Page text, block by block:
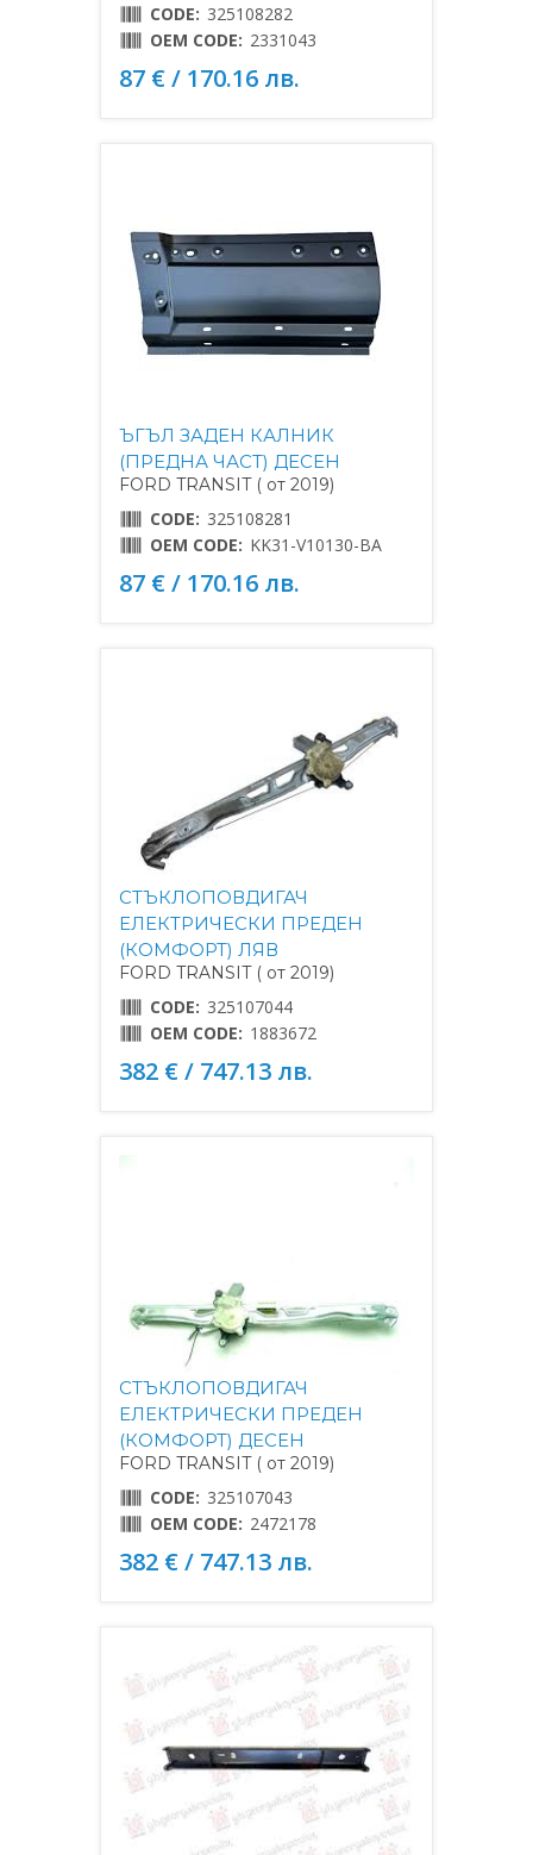
CODE: 325108282
OEM CODE: 2331043
87 € / 170.16 лв.
ЪГЪЛ ЗАДЕН КАЛНИК
(ПРЕДНА ЧАСТ) ДЕСЕН
FORD TRANSIT ( от 2019)
CODE: 325108281
OEM CODE: KK31-V10130-BA
87 € / 170.16 лв.
СТЪКЛОПОВДИГАЧ
ЕЛЕКТРИЧЕСКИ ПРЕДЕН
(КОМФОРТ) ЛЯВ
FORD TRANSIT ( от 2019)
CODE: 325107044
OEM CODE: 1883672
382 € / 747.13 лв.
СТЪКЛОПОВДИГАЧ
ЕЛЕКТРИЧЕСКИ ПРЕДЕН
(КОМФОРТ) ДЕСЕН
FORD TRANSIT ( от 2019)
CODE: 325107043
OEM CODE: 2472178
382 € / 747.13 лв.